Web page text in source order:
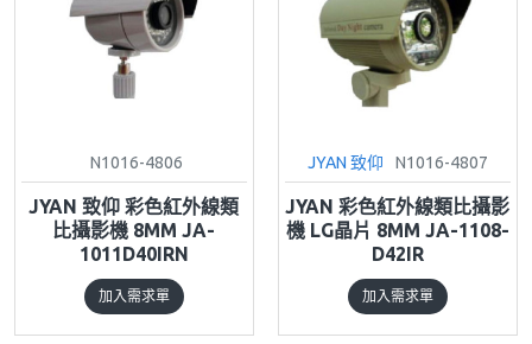
N1016-4806
JYAN 致仰 彩色紅外線類
比攝影機 8MM JA-
1011D40IRN
加入需求單
JYAN 致仰 N1016-4807
JYAN 彩色紅外線類比攝影
機 LG晶片 8MM JA-1108-
D42IR
加入需求單